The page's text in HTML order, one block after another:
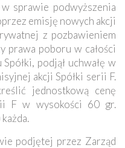
sprawie podwyższenia
emisję nowych akcji
z pozbawieniem
prawa poboru w całości
podjął uchwałę w
akcji Spółki serii F.
jednostkową cenę
F w wysokości 60 gr.
podjętej przez Zarząd